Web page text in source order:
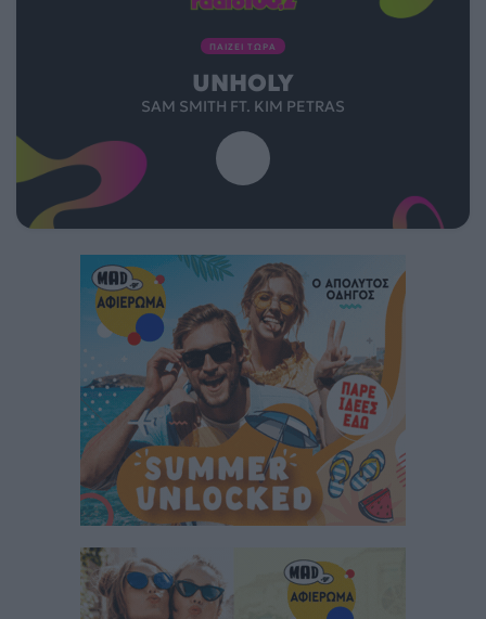
ΠΑΙΖΕΙ ΤΩΡΑ
UNHOLY
SAM SMITH FT. KIM PETRAS